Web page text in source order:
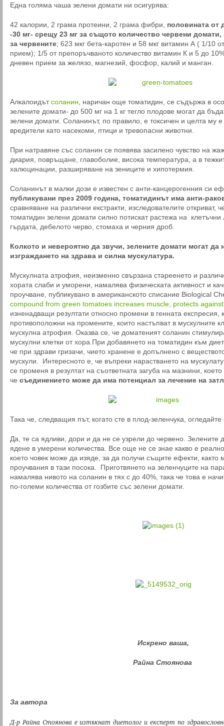
Една голяма чаша зелени домати ни осигурява:
42 калории, 2 грама протеини, 2 грама фибри, половината от
-30 мг- срещу 23 мг за същото количество червени
за червените; 623 мкг бета-каротен и 58 мкг витамин А ( 1/10
прием); 1/5 от препоръчваното количество витамин К и 5 до
дневен прием за желязо, магнезий, фосфор, калий и манган.
Алкалоидътсоланин , наричан още томатидин, се съдържа в
зелените домати- до 500 мг на 1 кг тегло плодове могат да
зелени домати. Соланинът, по правило, е токсичен и целта му е
вредители като насекоми, птици и тревопасни животни.
При натравяне със соланин се появява засилено чувство на
диария, повръщане, главоболие, висока температура, а в
халюцинации, разширяване на зениците и хипотермия.
Соланинът в малки дози е известен с анти-канцерогенния си
публикувани през 2009 година, томатидинът има анти-
сравняване на различни екстракти, изследователите откриват,
томатидин зелени домати силно потискат растежа на
гърдата, дебелото черво, стомаха и черния дроб.
Колкото и невероятно да звучи, зелените домати могат да
изграждането на здрава и силна мускулатура.
Мускулната атрофия, неизменно свързана стареенето и
хората слаби и уморени, намалява физическата активност и
проучване, публикувано в американското списание Biological
compound from green tomatoes increases muscle, protects
изненадващи резултати относно промени в генната експресия,
противоположни на промените, които настъпват в мускулните
мускулна атрофия. Оказва се, че доматеният соланин
мускулни клетки от хора.При добавянето на томатидин към
че при здрави гризачи, чието хранене е допълнено с
мускули. Интересното е, че въпреки нарастването на
се променя в резултат на съответната загуба на мазнини,
че съединението може да има потенциал за лечение на
Така че, следващия път, когато сте в плод-зеленчука,
Да, те са ядливи, дори и да не се узрели до червено. Зелените
ядене в умерени количества. Все още не се знае какво е
което човек може да изяде, за да получи същите ефекти, както
проучвания в тази посока. Приготвянето на зеленчуците на
намалява нивото на соланин в тях с до 40%, така че това е
по-големи количества от гозбите със зелени домати.
Искрено ваша,
Райна Стоянова
За автора
Д-р Райна Стоянова е изтъкнат диетолог и експерт по